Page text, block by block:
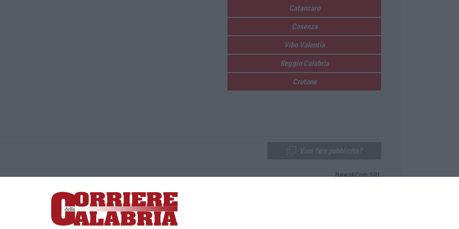
Catanzaro
Cosenza
Vibo Valentia
Reggio Calabria
Crotone
Lamezia Terme (CZ)
responsabile Paola Militano |Privacy
News&Com SRL